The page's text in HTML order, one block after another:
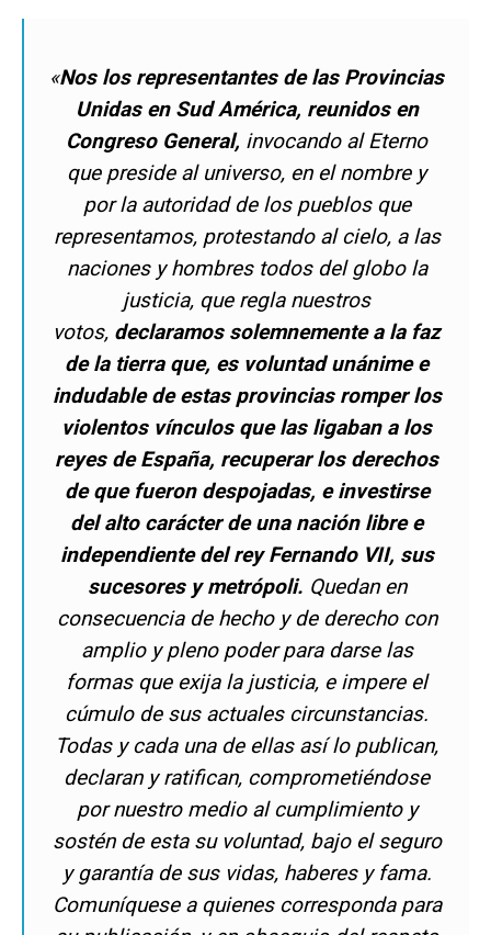
«Nos los representantes de las Provincias
Unidas en Sud América, reunidos en
Congreso General, invocando al Eterno
que preside al universo, en el nombre y
por la autoridad de los pueblos que
representamos, protestando al cielo, a las
naciones y hombres todos del globo la
justicia, que regla nuestros
votos, declaramos solemnemente a la faz
de la tierra que, es voluntad unánime e
indudable de estas provincias romper los
violentos vínculos que las ligaban a los
reyes de España, recuperar los derechos
de que fueron despojadas, e investirse
del alto carácter de una nación libre e
independiente del rey Fernando VII, sus
sucesores y metrópoli. Quedan en
consecuencia de hecho y de derecho con
amplio y pleno poder para darse las
formas que exija la justicia, e impere el
cúmulo de sus actuales circunstancias.
Todas y cada una de ellas así lo publican,
declaran y ratifican, comprometiéndose
por nuestro medio al cumplimiento y
sostén de esta su voluntad, bajo el seguro
y garantía de sus vidas, haberes y fama.
Comuníquese a quienes corresponda para